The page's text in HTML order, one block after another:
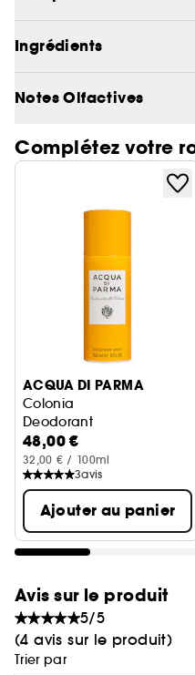
BOUGIE 200 g :Durée
heures
Ingrédients
Notes Olfactives
Complétez votre
Ignorer le carrousel
ACQUA DI PARMA
Colonia
Deodorant
48,00 €
32,00 € / 100ml
3avis
Ajouter au panier
Avis sur le produit
5/5
(4 avis sur le produit)
Trier par